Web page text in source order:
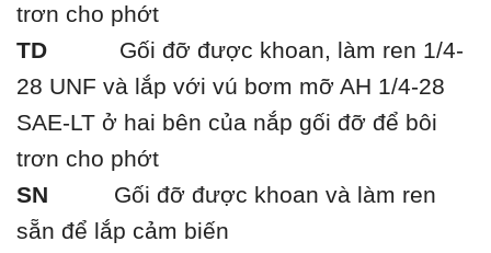
trơn cho phớt
TD Gối đỡ được khoan, làm ren 1/4-
28 UNF và lắp với vú bơm mỡ AH 1/4-28
SAE-LT ở hai bên của nắp gối đỡ để bôi
trơn cho phớt
SN Gối đỡ được khoan và làm ren
sẵn để lắp cảm biến